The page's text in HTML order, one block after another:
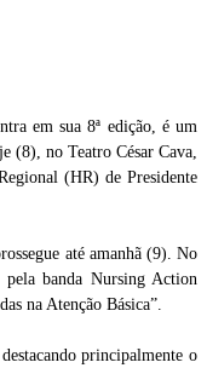
em sua 8ª edição, é um
(8), no Teatro César Cava,
(HR) de Presidente
até amanhã (9). No
pela banda Nursing Action
na Atenção Básica”.
principalmente o